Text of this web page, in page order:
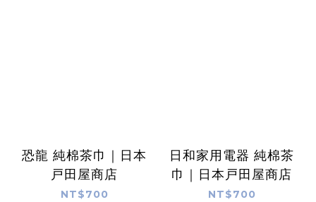
恐龍 純棉茶巾｜日本
戸田屋商店
NT$700
日和家用電器 純棉茶
巾｜日本戸田屋商店
NT$700